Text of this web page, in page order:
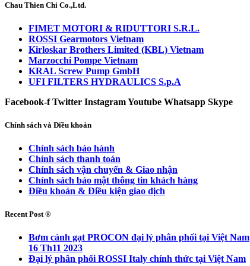
Chau Thien Chi Co.,Ltd.
FIMET MOTORI & RIDUTTORI S.R.L.
ROSSI Gearmotors Vietnam
Kirloskar Brothers Limited (KBL) Vietnam
Marzocchi Pompe Vietnam
KRAL Screw Pump GmbH
UFI FILTERS HYDRAULICS S.p.A
Facebook-f Twitter InstagramYoutube Whatsapp Skype
Chính sách và Điều khoản
Chính sách bảo hành
Chính sách thanh toán
Chính sách vận chuyển & Giao nhận
Chính sách bảo mật thông tin khách hàng
Điều khoản & Điều kiện giao dịch
Recent Post ®
Bơm cánh gạt PROCON đại lý phân phối tại Việt Nam
16 Th11 2023
Đại lý phân phối ROSSI Italy chính thức tại Việt Nam